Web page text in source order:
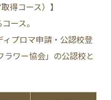
得コース）】
ース。
プロマ申請・公認校登
ワー協会」の公認校と